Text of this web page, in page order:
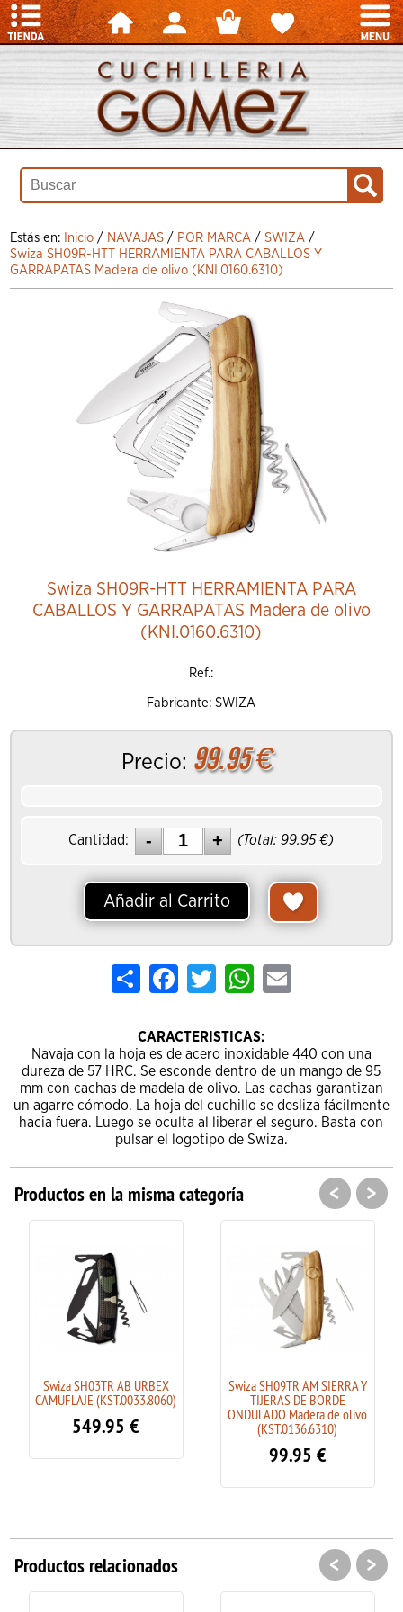
Estás en: Inicio / NAVAJAS / POR MARCA /SWIZA /
Swiza SH09R-HTT HERRAMIENTA PARA CABALLOS Y
GARRAPATAS Madera de olivo (KNI.0160.6310)
Swiza SH09R-HTT HERRAMIENTA PARA
CABALLOS Y GARRAPATAS Madera de olivo
(KNI.0160.6310)
Ref.:
Fabricante: SWIZA
Precio: 99.95€
Cantidad: (Total:99.95 €)
Añadir al Carrito
Share FacebookTwitterWhatsApp
Email
CARACTERISTICAS:
Navaja con la hoja es de acero inoxidable 440 con una
dureza de 57 HRC. Se esconde dentro de un mango de 95
mm con cachas de madela de olivo. Las cachas garantizan
un agarre cómodo. La hoja del cuchillo se desliza fácilmente
hacia fuera. Luego se oculta al liberar el seguro. Basta con
pulsar el logotipo de Swiza.
Productos en la misma categoría
Swiza SH03TR AB URBEX
CAMUFLAJE (KST.0033.8060)
549.95 €
Swiza SH09TR AM SIERRA Y
TIJERAS DE BORDE
ONDULADO Madera de olivo
(KST.0136.6310)
99.95 €
< >
Productos relacionados < >